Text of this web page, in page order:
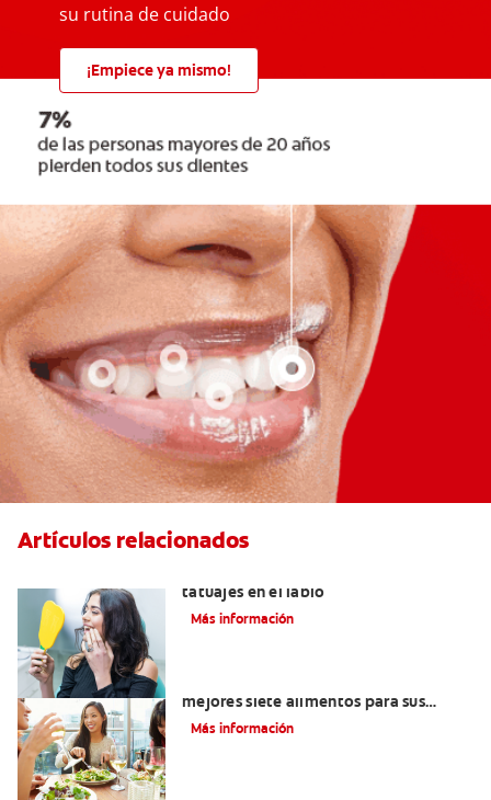
su rutina de cuidado
¡Empiece ya mismo!
Artículos relacionados
tatuajes en el labio
Más información
mejores siete alimentos para sus
dientes
Más información